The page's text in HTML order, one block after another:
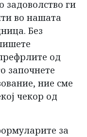
ги
во нашата
Без
од
започнете
ние сме
чекор од
за